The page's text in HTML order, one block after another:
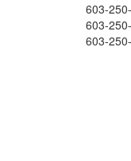
603-
603-
603-